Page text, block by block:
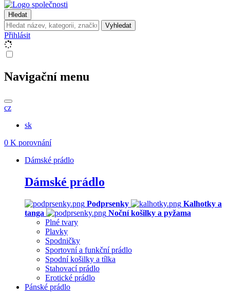
Hledat
Vyhledat
Přihlásit
Navigační menu
cz
sk
0 K porovnání
Dámské prádlo
Dámské prádlo
Podprsenky
Kalhotky a
tanga
Noční košilky a pyžama
Plné tvary
Plavky
Spodničky
Sportovní a funkční prádlo
Spodní košilky a tílka
Stahovací prádlo
Erotické prádlo
Pánské prádlo